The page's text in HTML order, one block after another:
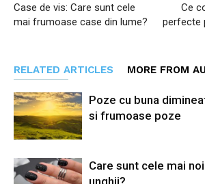
Case de vis: Care sunt cele
mai frumoase case din lume?
Ce
perfecte
RELATED ARTICLES MORE FROM
Poze cu buna
si frumoase poze
Care sunt cele mai
unghii?